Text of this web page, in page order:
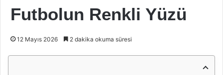
Futbolun Renkli Yüzü
12 Mayıs 2026 2 dakika okuma süresi